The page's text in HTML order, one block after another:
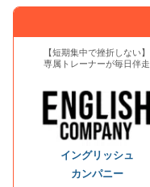
【短期集中で挫折しない】
専属トレーナーが毎日伴走
イングリッシュ
カンパニー